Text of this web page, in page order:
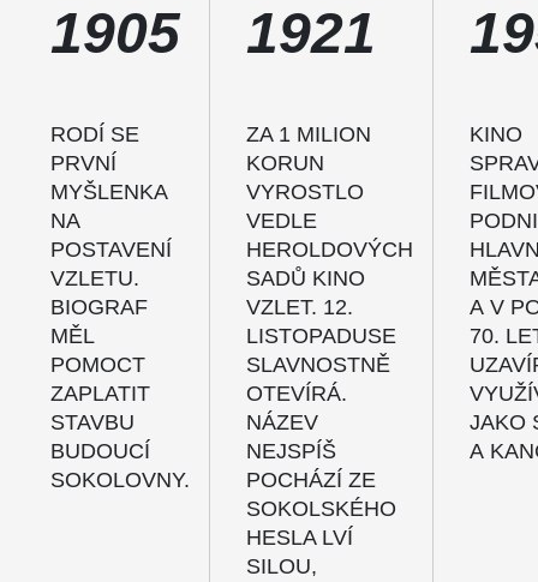
1905
RODÍ SE
PRVNÍ
MYŠLENKA
NA
POSTAVENÍ
VZLETU.
BIOGRAF
MĚL
POMOCT
ZAPLATIT
STAVBU
BUDOUCÍ
SOKOLOVNY.
1921
ZA 1 MILION
KORUN
VYROSTLO
VEDLE
HEROLDOVÝCH
SADŮ KINO
VZLET. 12.
LISTOPADUSE
SLAVNOSTNĚ
OTEVÍRÁ.
NÁZEV
NEJSPÍŠ
POCHÁZÍ ZE
SOKOLSKÉHO
HESLA LVÍ
SILOU,
KINO
A V
70.
JAKO
A